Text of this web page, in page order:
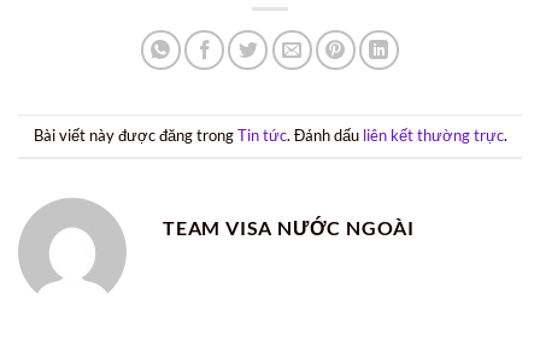
Bài viết này được đăng trongTin tức. Đánh dấu liên kết thường trực.
TEAM VISA NƯỚC NGOÀI